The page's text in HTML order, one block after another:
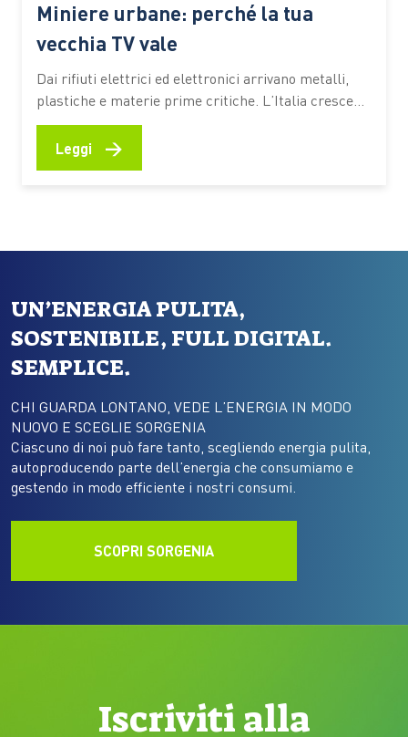
Miniere urbane: perché la tua
vecchia TV vale
Dai rifiuti elettrici ed elettronici arrivano metalli,
plastiche e materie prime critiche. L’Italia cresce
nella raccolta. Intanto l’Europa prepara nuove
regole per trasformare i RAEE in risorsa strategica:
Leggi →
UN’ENERGIA PULITA,
SOSTENIBILE, FULL DIGITAL.
SEMPLICE.
CHI GUARDA LONTANO, VEDE L’ENERGIA IN MODO
NUOVO E SCEGLIE SORGENIA
Ciascuno di noi può fare tanto, scegliendo energia pulita,
autoproducendo parte dell’energia che consumiamo e
gestendo in modo efficiente i nostri consumi.
SCOPRI SORGENIA
Iscriviti alla